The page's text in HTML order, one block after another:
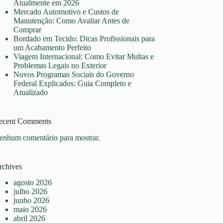
Atualmente em 2026
Mercado Automotivo e Custos de
Manutenção: Como Avaliar Antes de
Comprar
Bordado em Tecido: Dicas Profissionais para
um Acabamento Perfeito
Viagem Internacional: Como Evitar Multas e
Problemas Legais no Exterior
Novos Programas Sociais do Governo
Federal Explicados: Guia Completo e
Atualizado
Comments
comentário para mostrar.
agosto 2026
julho 2026
junho 2026
maio 2026
abril 2026